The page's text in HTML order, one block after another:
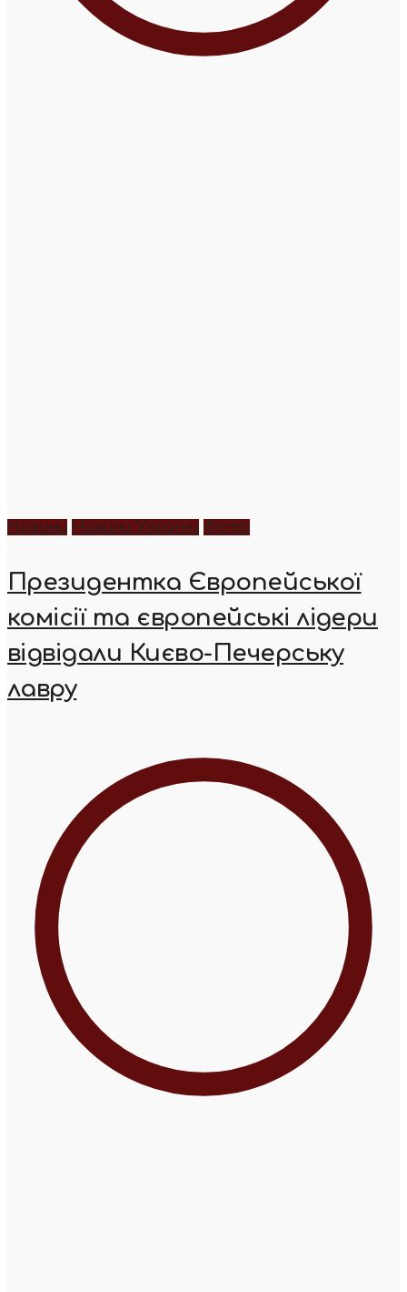
Новини Новини України Фото
Президентка Європейської
комісії та європейські лідери
відвідали Києво-Печерську
лавру